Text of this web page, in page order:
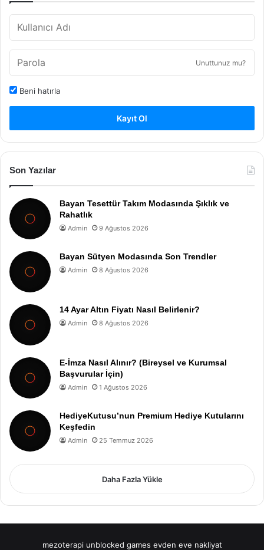
Unuttunuz mu?
Beni hatırla
Kayıt Ol
Son Yazılar
Bayan Tesettür Takım Modasında Şıklık ve
Rahatlık
Admin 9 Ağustos 2026
Bayan Sütyen Modasında Son Trendler
Admin 8 Ağustos 2026
14 Ayar Altın Fiyatı Nasıl Belirlenir?
Admin 8 Ağustos 2026
E-İmza Nasıl Alınır? (Bireysel ve Kurumsal
Başvurular İçin)
Admin 1 Ağustos 2026
HediyeKutusu’nun Premium Hediye Kutularını
Keşfedin
Admin 25 Temmuz 2026
Daha Fazla Yükle
mezoterapi unblocked games evden eve nakliyat